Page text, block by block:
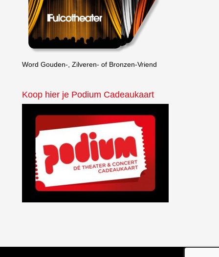
Word Gouden-, Zilveren- of Bronzen-Vriend
Koop hier je Podium Cadeaukaart